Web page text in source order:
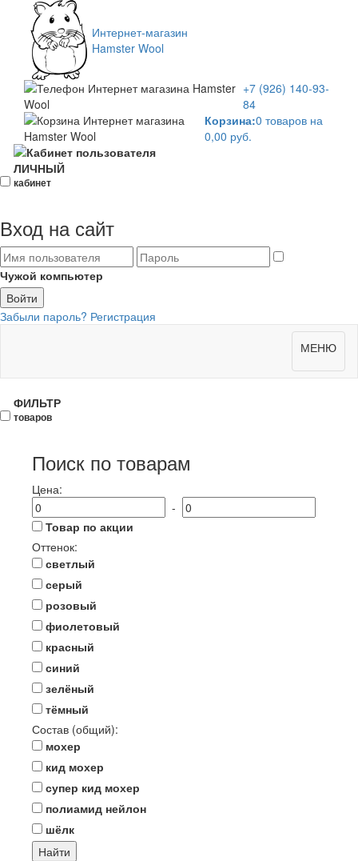
Интернет-магазин
Hamster Wool
+7 (926) 140-93-
84
Корзина:0 товаров на
0,00 руб.
ЛИЧНЫЙ
кабинет
Вход на сайт
Чужой компьютер
Забыли пароль? Регистрация
Toggle
МЕНЮ
ФИЛЬТР
товаров
Поиск по товарам
Цена:
-
Товар по акции
Оттенок:
светлый
серый
розовый
фиолетовый
красный
синий
зелёный
тёмный
Состав (общий):
мохер
кид мохер
супер кид мохер
полиамид нейлон
шёлк